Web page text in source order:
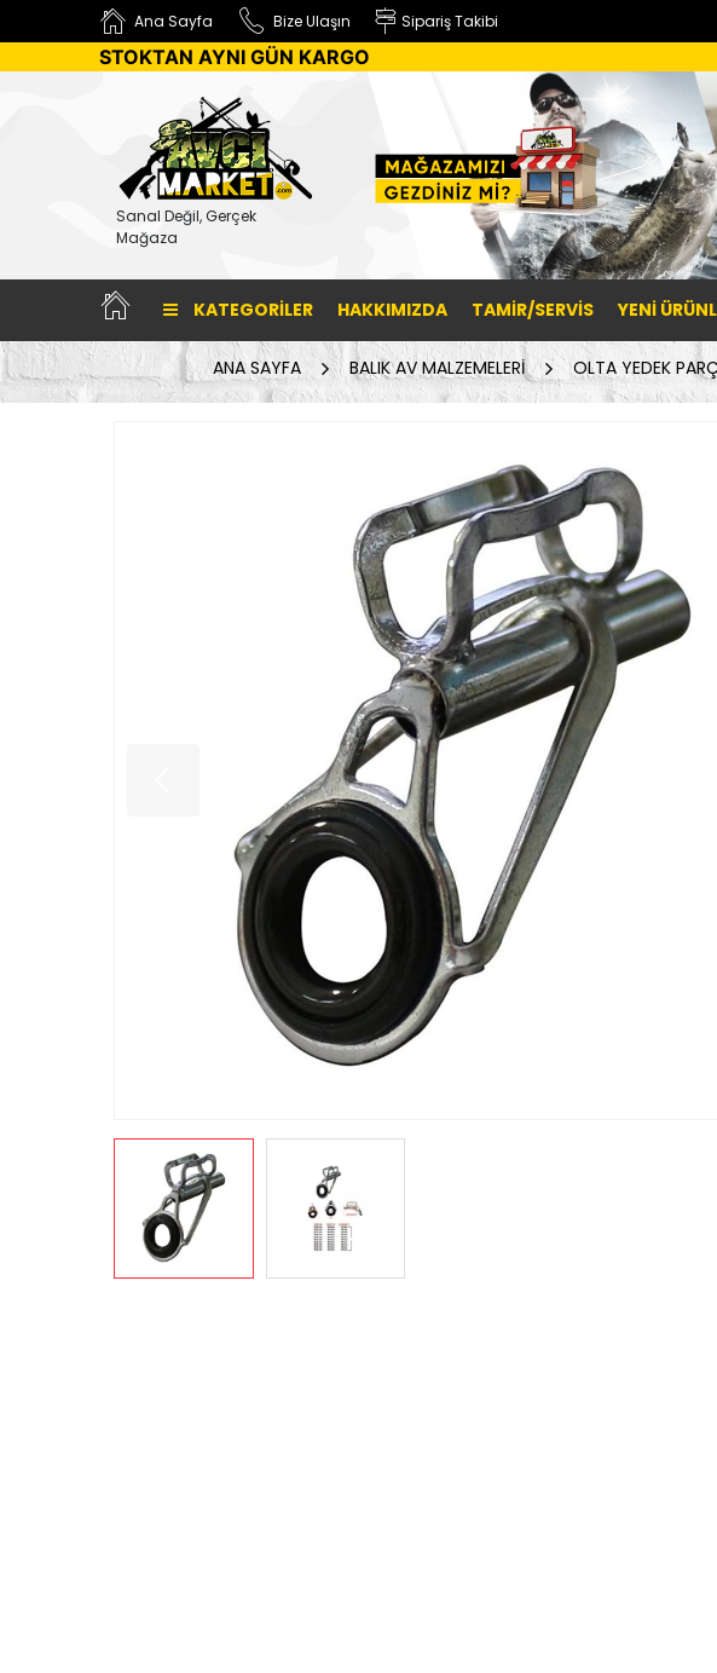
Ana Sayfa Bize Ulaşın Sipariş Takibi
STOKTAN AYNI GÜN KARGO
Sanal Değil, Gerçek
Mağaza
KATEGORILER HAKKIMIZDA TAMİR/SERVİS YENI
ANA SAYFA BALIK AV MALZEMELERİ OLTA YEDEK